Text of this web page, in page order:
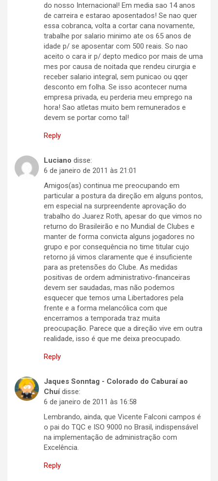
do nosso Internacional! Em media sao 14 anos
de carreira e estarao aposentados! Se nao quer
essa cobranca, volta a cortar cana novamente,
trabalhe por salario minimo ate os 65 anos de
idade p/ se aposentar com 500 reais. So nao
aceito o cara ir p/ depto medico por mais de uma
mes por causa de noitada que rendeu cirurgia e
receber salario integral, sem punicao ou qqer
desconto em folha. Se isso acontecer numa
empresa privada, eu perderia meu emprego na
hora! Sao atletas muito bem remunerados e
devem se portar como tal!
Reply
Luciano disse:
6 de janeiro de 2011 às 21:01
Amigos(as) continua me preocupando em
particular a postura da direção em alguns pontos,
em especial na surpreendente aprovação do
trabalho do Juarez Roth, apesar do que vimos no
returno do Brasileirão e no Mundial de Clubes e
manter de forma convicta alguns jogadores no
grupo e por consequência no time titular cujo
retorno já vimos claramente que é insuficiente
para as pretensões do Clube. As medidas
positivas de ordem administrativo-financeiras
devem ser saudadas, mas não podemos
esquecer que temos uma Libertadores pela
frente e a forma melancólica com que
encerramos a temporada traz muita
preocupação. Parece que a direção vive em outra
realidade, isso é que me deixa preocupado.
Reply
Jaques Sonntag - Colorado do Caburaí ao
Chuí disse:
6 de janeiro de 2011 às 16:58
Lembrando, ainda, que Vicente Falconi campos é
o pai do TQC e ISO 9000 no Brasil, indispensável
na implementação de administração com
Excelência.
Reply